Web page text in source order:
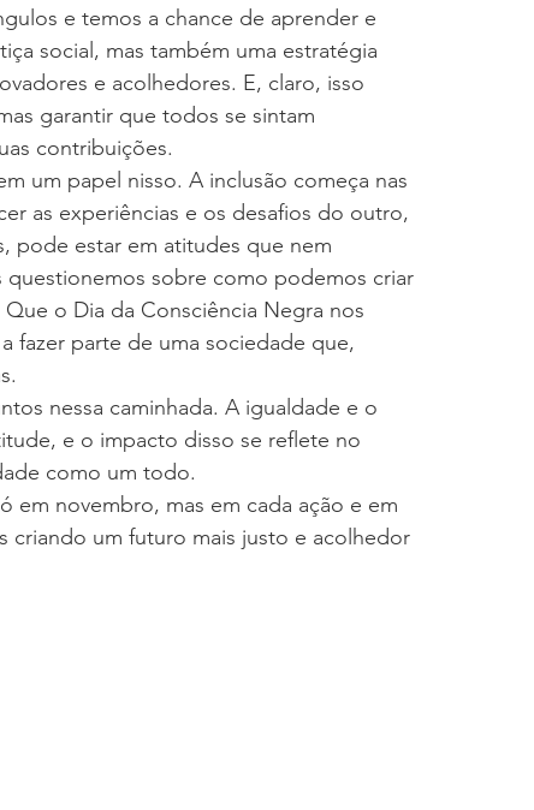
e temos a chance de aprender e
social, mas também uma estratégia
e acolhedores. E, claro, isso
garantir que todos se sintam
contribuições.
um papel nisso. A inclusão começa nas
as experiências e os desafios do outro,
pode estar em atitudes que nem
sobre como podemos criar
o Dia da Consciência Negra nos
fazer parte de uma sociedade que,
nessa caminhada. A igualdade e o
e o impacto disso se reflete no
como um todo.
em novembro, mas em cada ação e em
criando um futuro mais justo e acolhedor